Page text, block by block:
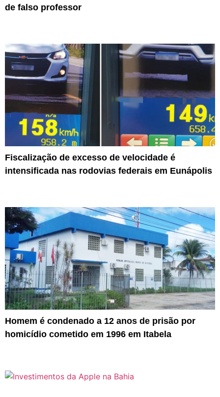
de falso professor
Fiscalização de excesso de velocidade é
intensificada nas rodovias federais em Eunápolis
Homem é condenado a 12 anos de prisão por
homicídio cometido em 1996 em Itabela